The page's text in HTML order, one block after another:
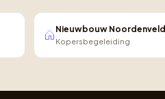
Nieuwbouw Noordenveld
Kopersbegeleiding